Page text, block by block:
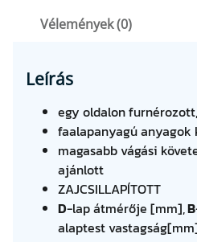
2
3
0
Z
1
0
8
(
Vélemények (0)
Leírás
egy oldalon
faalapanyagú anyagok
magasabb vágási
ajánlott
ZAJCSILLAPÍTOTT
D-lap átmérője [mm],B
alaptest